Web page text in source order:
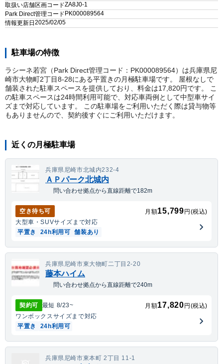
取扱い店舗区画コードZA8J0-1
Park Direct管理コード PK000089564
情報更新日 2025/02/05
駐車場の特徴
ラシーネ若宮（Park Direct管理コード：PK000089564）は兵庫県尼
崎市大物町2丁目8-28にある平置きの月極駐車場です。 屋根なしで
舗装された駐車スペースを提供しており、料金は17,820円です。 こ
の駐車スペースは24時間利用可能で、対応車両例として中型車サイ
ズまで対応しています。 この駐車場をご利用いただく際は貸与物等
もありませんので、契約後すぐにご利用いただけます。
近くの月極駐車場
兵庫県尼崎市北城内232-4
ＡＰパーク北城内
問い合わせ拠点から直線距離で182m
空き待ち可 月額15,799 円(税込)
大型車・SUVサイズまで対応
平置き
24h利用可 舗装あり
兵庫県尼崎市東大物町二丁目2-20
藤本ハイム
問い合わせ拠点から直線距離で240m
契約可 最短 8/23~ 月額17,820 円(税込)
ワンボックスサイズまで対応
平置き
24h利用可
兵庫県尼崎市東本町 2丁目 11-1